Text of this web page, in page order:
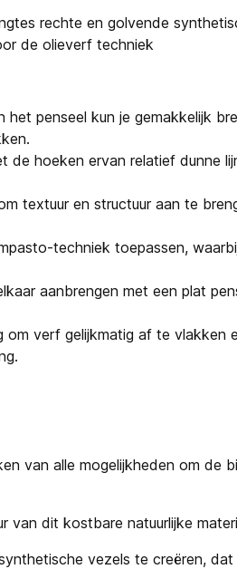
rechte en golvende
de olieverf techniek
penseel kun je gemakkelijk
de hoeken ervan relatief dunne
textuur en structuur aan te
techniek toepassen,
aanbrengen met een plat
om verf gelijkmatig af te
van alle mogelijkheden om de
van dit kostbare natuurlijke
vezels te creëren,